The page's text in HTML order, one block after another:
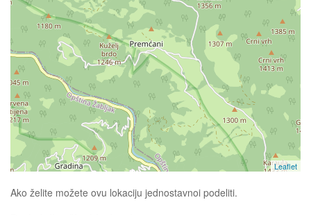
Leaflet
Ako želite možete ovu lokaciju jednostavnoi podeliti.